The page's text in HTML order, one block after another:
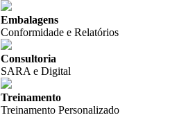
Embalagens
Conformidade e Relatórios
Consultoria
SARA e Digital
Treinamento
Treinamento Personalizado